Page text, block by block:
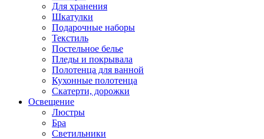
Для хранения
Шкатулки
Подарочные наборы
Текстиль
Постельное белье
Пледы и покрывала
Полотенца для ванной
Кухонные полотенца
Скатерти, дорожки
Освещение
Люстры
Бра
Светильники